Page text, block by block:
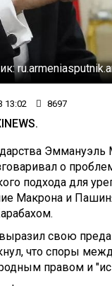
13:02 8697
о
подхода для
Макрона и
свою
что споры
правом и